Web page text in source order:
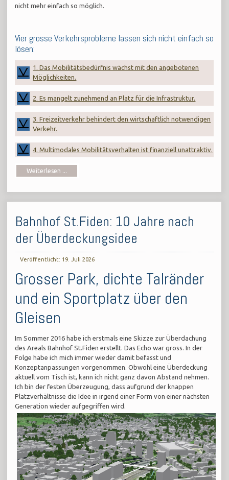
nicht mehr einfach so möglich.
Vier grosse Verkehrsprobleme lassen sich nicht einfach so
lösen:
1. Das Mobilitätsbedürfnis wächst mit den angebotenen
Möglichkeiten.
2. Es mangelt zunehmend an Platz für die Infrastruktur.
3. Freizeitverkehr behindert den wirtschaftlich notwendigen
Verkehr.
4. Multimodales Mobilitätsverhalten ist finanziell unattraktiv.
Weiterlesen ...
Bahnhof St.Fiden: 10 Jahre nach
der Überdeckungsidee
Veröffentlicht: 19. Juli 2026
Grosser Park, dichte Talränder
und ein Sportplatz über den
Gleisen
Im Sommer 2016 habe ich erstmals eine Skizze zur Überdachung
des Areals Bahnhof St.Fiden erstellt. Das Echo war gross. In der
Folge habe ich mich immer wieder damit befasst und
Konzeptanpassungen vorgenommen. Obwohl eine Überdeckung
aktuell vom Tisch ist, kann ich nicht ganz davon Abstand nehmen.
Ich bin der festen Überzeugung, dass aufgrund der knappen
Platzverhältnisse die Idee in irgend einer Form von einer nächsten
Generation wieder aufgegriffen wird.